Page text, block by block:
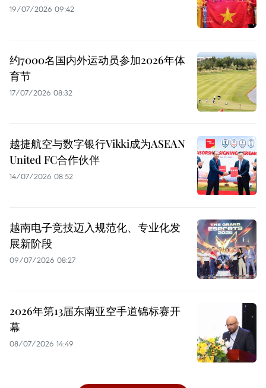
19/07/2026 09:42
约7000名国内外运动员参加2026年体
育节
17/07/2026 08:32
越捷航空与数字银行Vikki成为ASEAN
United FC合作伙伴
14/07/2026 08:52
越南电子竞技迈入规范化、专业化发
展新阶段
09/07/2026 08:27
2026年第13届东南亚空手道锦标赛开
幕
08/07/2026 14:49